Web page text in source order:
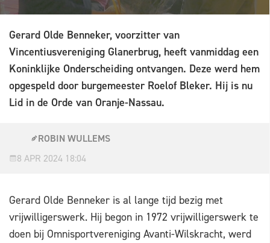
Gerard Olde Benneker, voorzitter van
Vincentiusvereniging Glanerbrug, heeft vanmiddag een
Koninklijke Onderscheiding ontvangen. Deze werd hem
opgespeld door burgemeester Roelof Bleker. Hij is nu
Lid in de Orde van Oranje-Nassau.
ROBIN WULLEMS
8 APR 2024 18:04
Gerard Olde Benneker is al lange tijd bezig met
vrijwilligerswerk. Hij begon in 1972 vrijwilligerswerk te
doen bij Omnisportvereniging Avanti-Wilskracht, werd